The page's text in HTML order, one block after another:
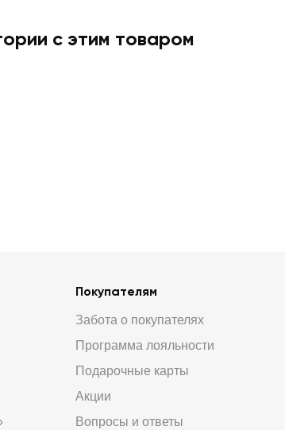
с этим товаром
Покупателям
Забота о покупателях
Программа лояльности
Подарочные карты
Акции
Вопросы и ответы